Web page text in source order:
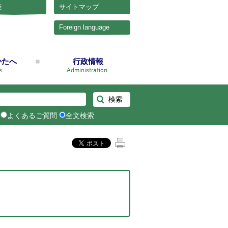
サイトマップ
Foreign language
へ 行政情報
よくあるご質問 全文検索